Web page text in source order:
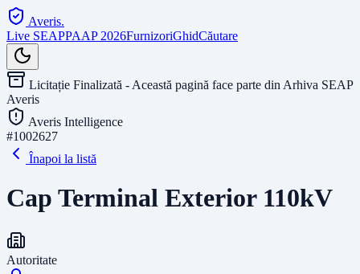
Averis.
Live SEAPPAAP 2026FurnizoriGhidCăutare
Licitație Finalizată - Această pagină face parte din Arhiva SEAP
Averis
Averis Intelligence
#1002627
Înapoi la listă
Cap Terminal Exterior 110kV
Autoritate